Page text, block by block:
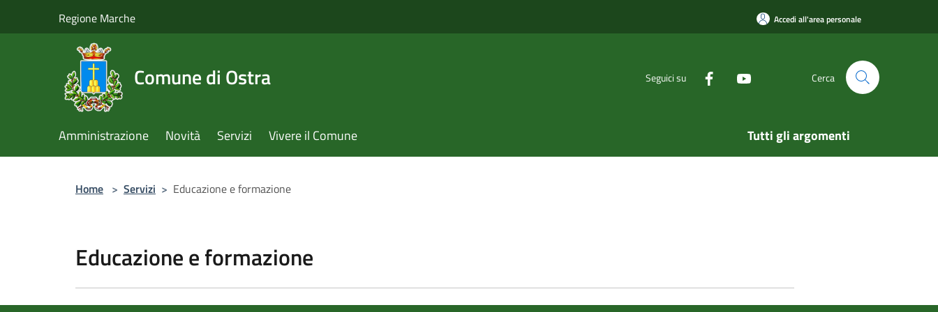
Regione Marche Accedi all'area personale
Comune di Ostra Seguici su Cerca
Amministrazione Novità Servizi Vivere il Comune Tutti gli argomenti
Home > Servizi > Educazione e formazione
Educazione e formazione